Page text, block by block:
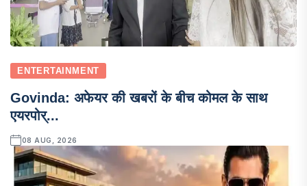
ENTERTAINMENT
Govinda: अफेयर की खबरों के बीच कोमल के साथ
एयरपोर्...
08 AUG, 2026